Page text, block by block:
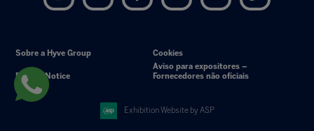
Sobre a Hyve Group Cookies
Privacy Notice
Aviso para expositores –
Fornecedores não oficiais
Exhibition Website by ASP